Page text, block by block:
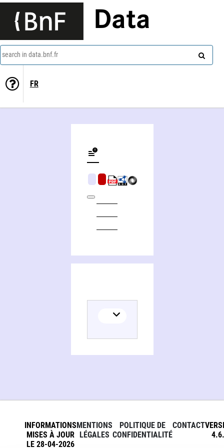
Data
search in data.bnf.fr
FR
INFORMATIONS
MISES À JOUR
LE 28-04-2026
MENTIONS
LÉGALES
POLITIQUE DE
CONFIDENTIALITÉ
CONTACT